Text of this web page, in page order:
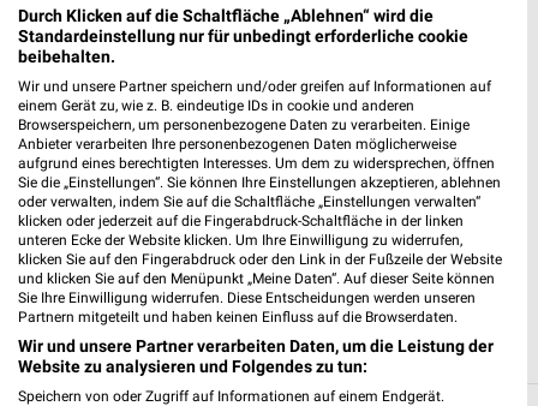
Apollo Saarbrücken
Bahnhofstr. 22-24
Heute 10:00 - 18:00 Uhr | Geöffnet
579,04 km
Apollo Saarbrücken
Reichsstr 6
66111 Saarbrücken
Heute 09:00 - 18:00 Uhr | Geöffnet
578,93 km
Durch Klicken auf die Schaltfläche „Ablehnen“ wird die
Standardeinstellung nur für unbedingt erforderliche cookie
beibehalten.
Wir und unsere Partner speichern und/oder greifen auf Informationen auf
einem Gerät zu, wie z. B. eindeutige IDs in cookie und anderen
Browserspeichern, um personenbezogene Daten zu verarbeiten. Einige
Anbieter verarbeiten Ihre personenbezogenen Daten möglicherweise
aufgrund eines berechtigten Interesses. Um dem zu widersprechen, öffnen
Sie die „Einstellungen“. Sie können Ihre Einstellungen akzeptieren, ablehnen
oder verwalten, indem Sie auf die Schaltfläche „Einstellungen verwalten“
klicken oder jederzeit auf die Fingerabdruck-Schaltfläche in der linken
unteren Ecke der Website klicken. Um Ihre Einwilligung zu widerrufen,
klicken Sie auf den Fingerabdruck oder den Link in der Fußzeile der Website
und klicken Sie auf den Menüpunkt „Meine Daten“. Auf dieser Seite können
Sie Ihre Einwilligung widerrufen. Diese Entscheidungen werden unseren
Partnern mitgeteilt und haben keinen Einfluss auf die Browserdaten.
Wir und unsere Partner verarbeiten Daten, um die Leistung der
Website zu analysieren und Folgendes zu tun:
Speichern von oder Zugriff auf Informationen auf einem Endgerät.